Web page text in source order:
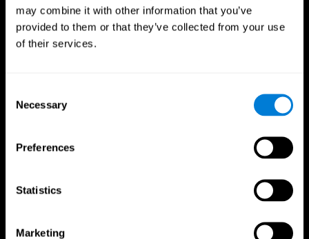
may combine it with other information that you’ve
provided to them or that they’ve collected from your use
of their services.
Selection
Necessary
Preferences
Statistics
Marketing